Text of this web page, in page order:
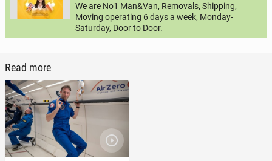
We are No1 Man&Van, Removals, Shipping,
Moving operating 6 days a week, Monday-
Saturday, Door to Door.
Read more